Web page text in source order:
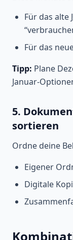
Für das alte
Für das
Tipp: Plane
Januar-
5.
sortieren
Ordne deine
Eigener
Digitale